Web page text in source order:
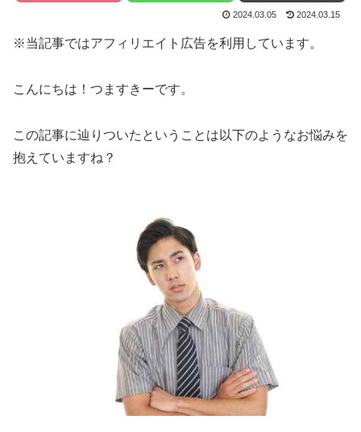
2024.03.05 2024.03.15
※当記事ではアフィリエイト広告を利用しています。
こんにちは！つますきーです。
この記事に辿りついたということは以下のようなお悩みを
抱えていますね？